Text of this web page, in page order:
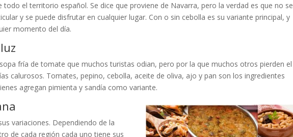
todo el territorio español. Se dice que proviene de Navarra, pero la verdad es que no se
y se puede disfrutar en cualquier lugar. Con o sin cebolla es su variante principal, y
momento del día.
fría de tomate que muchos turistas odian, pero por la que muchos otros pierden el
calurosos. Tomates, pepino, cebolla, aceite de oliva, ajo y pan son los ingredientes
agregan pimienta y sandía como variante.
variaciones. Dependiendo de la
de cada región cada uno tiene sus